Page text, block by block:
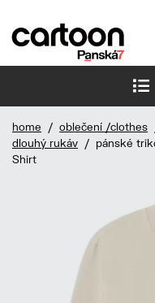
home / oblečení /clothes
dlouhý rukáv / pánské
Shirt